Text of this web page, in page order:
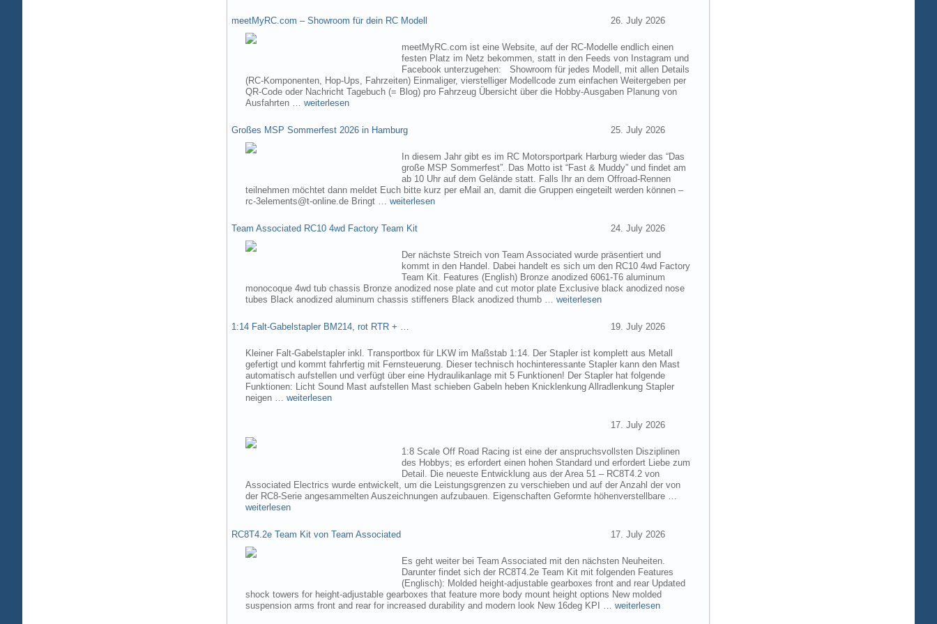
meetMyRC.com – Showroom für dein RC Modell 26. July 2026
meetMyRC.com ist eine Website, auf der RC-Modelle endlich einen
festen Platz im Netz bekommen, statt in den Feeds von Instagram und
Facebook unterzugehen: Showroom für jedes Modell, mit allen Details
(RC-Komponenten, Hop-Ups, Fahrzeiten) Einmaliger, vierstelliger Modellcode zum einfachen Weitergeben per
QR-Code oder Nachricht Tagebuch (= Blog) pro Fahrzeug Übersicht über die Hobby-Ausgaben Planung von
Ausfahrten …weiterlesen
Großes MSP Sommerfest 2026 in Hamburg 25. July 2026
In diesem Jahr gibt es im RC Motorsportpark Harburg wieder das “Das
große MSP Sommerfest”. Das Motto ist “Fast & Muddy” und findet am
ab 10 Uhr auf dem Gelände statt. Falls Ihr an dem Offroad-Rennen
teilnehmen möchtet dann meldet Euch bitte kurz per eMail an, damit die Gruppen eingeteilt werden können –
rc-3elements@t-online.de Bringt …weiterlesen
Team Associated RC10 4wd Factory Team Kit 24. July 2026
Der nächste Streich von Team Associated wurde präsentiert und
kommt in den Handel. Dabei handelt es sich um den RC10 4wd Factory
Team Kit. Features (English) Bronze anodized 6061-T6 aluminum
monocoque 4wd tub chassis Bronze anodized nose plate and cut motor plate Exclusive black anodized nose
tubes Black anodized aluminum chassis stiffeners Black anodized thumb …weiterlesen
1:14 Falt-Gabelstapler BM214, rot RTR + … 19. July 2026
Kleiner Falt-Gabelstapler inkl. Transportbox für LKW im Maßstab 1:14. Der Stapler ist komplett aus Metall
gefertigt und kommt fahrfertig mit Fernsteuerung. Dieser technisch hochinteressante Stapler kann den Mast
automatisch aufstellen und verfügt über eine Hydraulikanlage mit 5 Funktionen! Der Stapler hat folgende
Funktionen: Licht Sound Mast aufstellen Mast schieben Gabeln heben Knicklenkung Allradlenkung Stapler
neigen …weiterlesen
17. July 2026
1:8 Scale Off Road Racing ist eine der anspruchsvollsten Disziplinen
des Hobbys; es erfordert einen hohen Standard und erfordert Liebe zum
Detail. Die neueste Entwicklung aus der Area 51 – RC8T4.2 von
Associated Electrics wurde entwickelt, um die Leistungsgrenzen zu verschieben und auf der Anzahl der von
der RC8-Serie angesammelten Auszeichnungen aufzubauen. Eigenschaften Geformte höhenverstellbare …
weiterlesen
RC8T4.2e Team Kit von Team Associated 17. July 2026
Es geht weiter bei Team Associated mit den nächsten Neuheiten.
Darunter findet sich der RC8T4.2e Team Kit mit folgenden Features
(Englisch): Molded height-adjustable gearboxes front and rear Updated
shock towers for height-adjustable gearboxes that feature more body mount height options New molded
suspension arms front and rear for increased durability and modern look New 16deg KPI …weiterlesen